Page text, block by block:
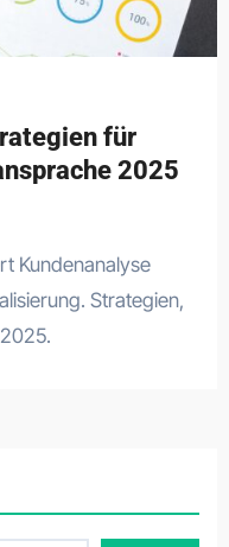
für
2025
Strategien,